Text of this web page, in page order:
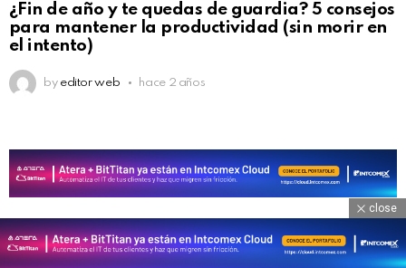
¿Fin de año y te quedas de guardia? 5 consejos
para mantener la productividad (sin morir en
el intento)
by editor web hace 2 años
DEJA UNA RESPUESTA
close